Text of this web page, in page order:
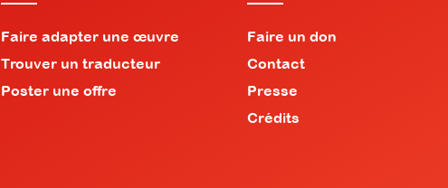
Faire adapter une œuvre
Trouver un traducteur
Poster une offre
Faire un don
Contact
Presse
Crédits